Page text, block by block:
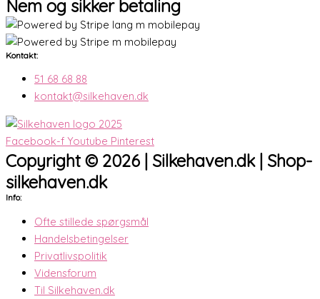
Nem og sikker betaling
Kontakt:
51 68 68 88
kontakt@silkehaven.dk
Facebook-f Youtube Pinterest
Copyright © 2026 | Silkehaven.dk | Shop-
silkehaven.dk
Info:
Ofte stillede spørgsmål
Handelsbetingelser
Privatlivspolitik
Vidensforum
Til Silkehaven.dk